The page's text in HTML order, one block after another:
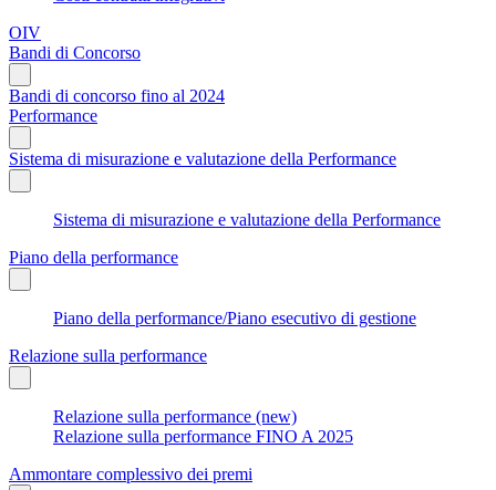
OIV
Bandi di Concorso
Bandi di concorso fino al 2024
Performance
Sistema di misurazione e valutazione della Performance
Sistema di misurazione e valutazione della Performance
Piano della performance
Piano della performance/Piano esecutivo di gestione
Relazione sulla performance
Relazione sulla performance (new)
Relazione sulla performance FINO A 2025
Ammontare complessivo dei premi